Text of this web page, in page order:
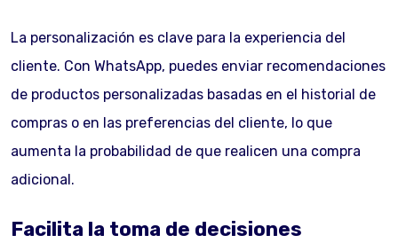
La personalización es clave para la experiencia del
cliente. Con WhatsApp, puedes enviar recomendaciones
de productos personalizadas basadas en el historial de
compras o en las preferencias del cliente, lo que
aumenta la probabilidad de que realicen una compra
adicional.
Facilita la toma de decisiones